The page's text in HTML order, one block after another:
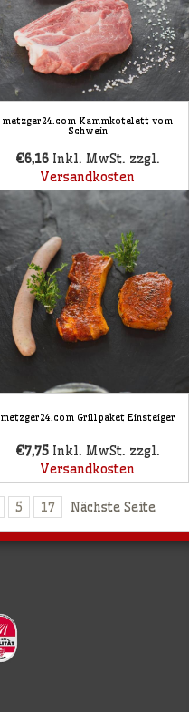
metzger24.com Kammkotelett vom
Schwein
€6,16 Inkl. MwSt. zzgl.
Versandkosten
metzger24.com Grillpaket Einsteiger
€7,75 Inkl. MwSt. zzgl.
Versandkosten
5 17 Nächste Seite